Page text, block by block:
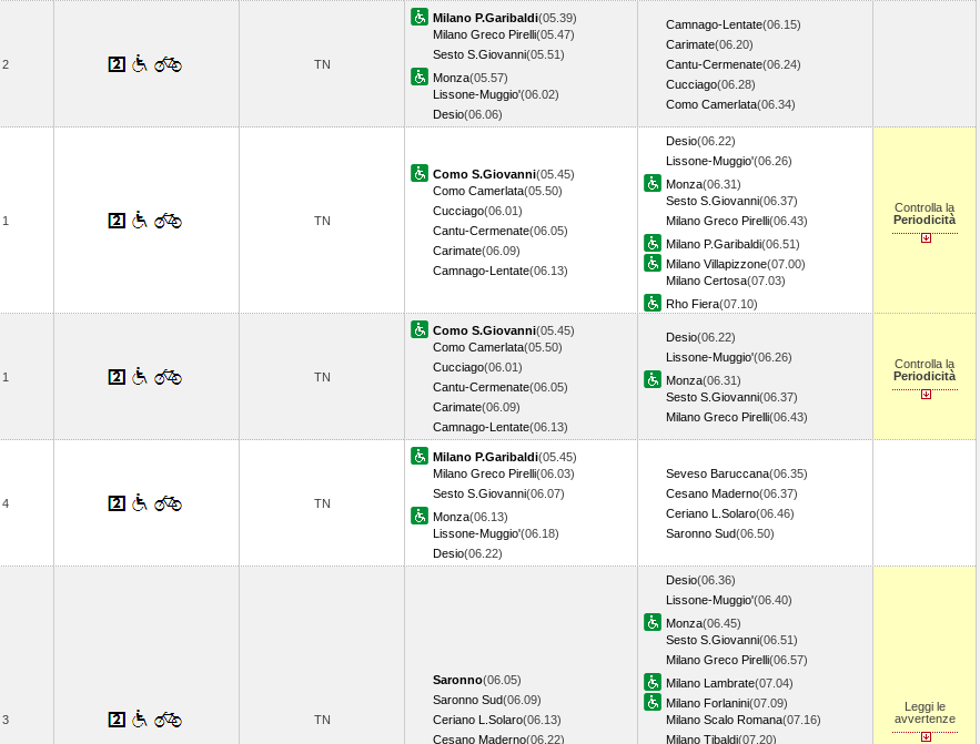
2 TN
Milano P.Garibaldi(05.39)
Milano Greco Pirelli(05.47)
Sesto S.Giovanni(05.51)
Monza(05.57)
Lissone-Muggio'(06.02)
Desio(06.06)
Camnago-Lentate(06.15)
Carimate(06.20)
Cantu-Cermenate(06.24)
Cucciago(06.28)
Como Camerlata(06.34)
1 TN
Como S.Giovanni(05.45)
Como Camerlata(05.50)
Cucciago(06.01)
Cantu-Cermenate(06.05)
Carimate(06.09)
Camnago-Lentate(06.13)
Desio(06.22)
Lissone-Muggio'(06.26)
Monza(06.31)
Sesto S.Giovanni(06.37)
Milano Greco Pirelli(06.43)
Milano P.Garibaldi(06.51)
Milano Villapizzone(07.00)
Milano Certosa(07.03)
Rho Fiera(07.10)
Controlla la
Periodicità
1 TN
Como S.Giovanni(05.45)
Como Camerlata(05.50)
Cucciago(06.01)
Cantu-Cermenate(06.05)
Carimate(06.09)
Camnago-Lentate(06.13)
Desio(06.22)
Lissone-Muggio'(06.26)
Monza(06.31)
Sesto S.Giovanni(06.37)
Milano Greco Pirelli(06.43)
Controlla la
Periodicità
4 TN
Milano P.Garibaldi(05.45)
Milano Greco Pirelli(06.03)
Sesto S.Giovanni(06.07)
Monza(06.13)
Lissone-Muggio'(06.18)
Desio(06.22)
Seveso Baruccana(06.35)
Cesano Maderno(06.37)
Ceriano L.Solaro(06.46)
Saronno Sud(06.50)
3 TN
Saronno(06.05)
Saronno Sud(06.09)
Ceriano L.Solaro(06.13)
Cesano Maderno(06.22)
Desio(06.36)
Lissone-Muggio'(06.40)
Monza(06.45)
Sesto S.Giovanni(06.51)
Milano Greco Pirelli(06.57)
Milano Lambrate(07.04)
Milano Forlanini(07.09)
Milano Scalo Romana(07.16)
Milano Tibaldi(07.20)
Leggi le
avvertenze